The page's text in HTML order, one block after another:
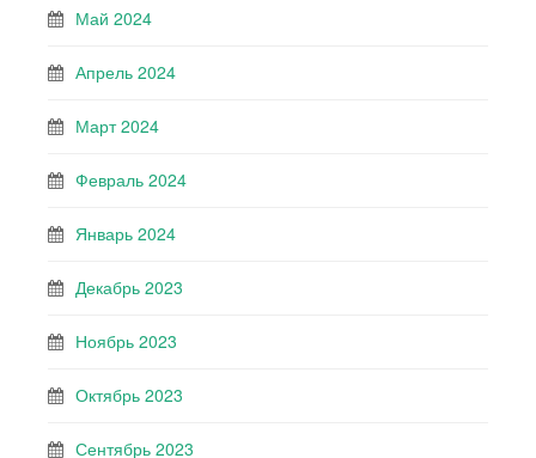
Май 2024
Апрель 2024
Март 2024
Февраль 2024
Январь 2024
Декабрь 2023
Ноябрь 2023
Октябрь 2023
Сентябрь 2023